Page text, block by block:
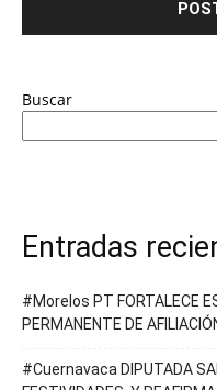
Buscar
Entradas
#Morelos PT FORTALECE
PERMANENTE DE
#Cuernavaca DIPUTADA